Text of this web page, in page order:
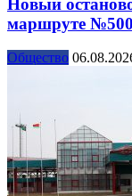
маршруте
Общество